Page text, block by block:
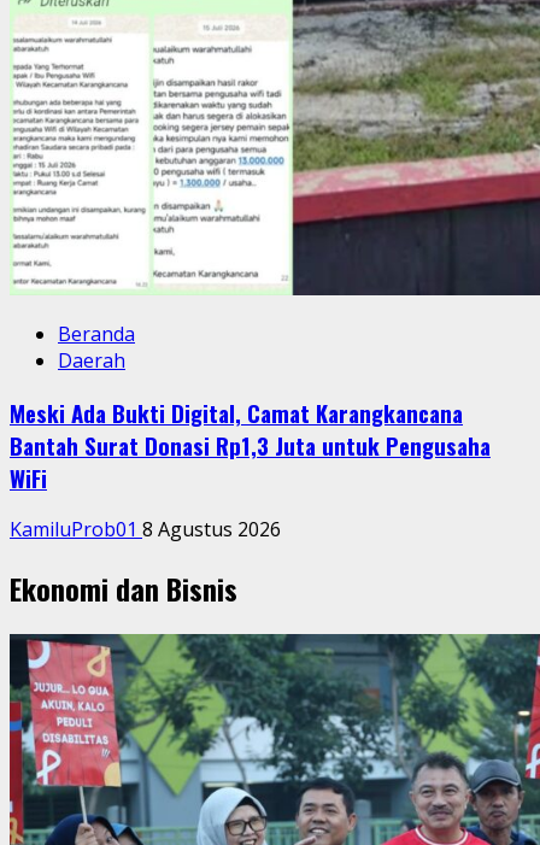
Beranda
Daerah
Meski Ada Bukti Digital, Camat Karangkancana
Bantah Surat Donasi Rp1,3 Juta untuk Pengusaha
WiFi
KamiluProb01 8 Agustus 2026
Ekonomi dan Bisnis